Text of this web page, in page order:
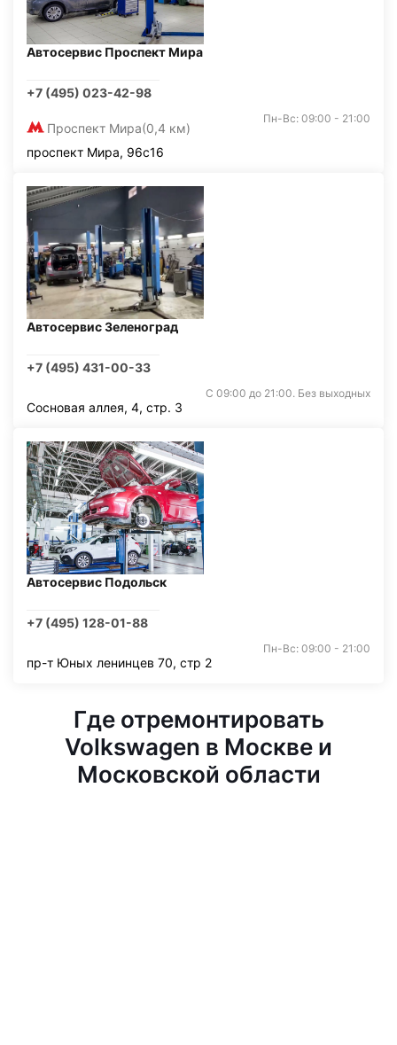
Автосервис Проспект Мира
+7 (495) 023-42-98
Проспект Мира(0,4 км)
Пн-Вс: 09:00 - 21:00
проспект Мира, 96с16
Автосервис Зеленоград
+7 (495) 431-00-33
С 09:00 до 21:00. Без выходных
Сосновая аллея, 4, стр. 3
Автосервис Подольск
+7 (495) 128-01-88
Пн-Вс: 09:00 - 21:00
пр-т Юных ленинцев 70, стр 2
Где отремонтировать
Volkswagen в Москве и
Московской области